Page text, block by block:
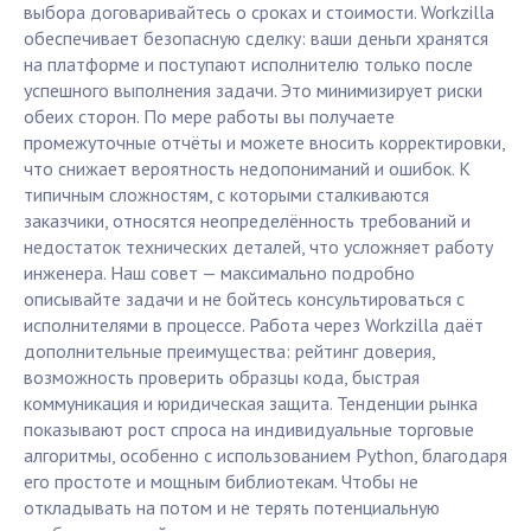
выбора договаривайтесь о сроках и стоимости. Workzilla
обеспечивает безопасную сделку: ваши деньги хранятся
на платформе и поступают исполнителю только после
успешного выполнения задачи. Это минимизирует риски
обеих сторон. По мере работы вы получаете
промежуточные отчёты и можете вносить корректировки,
что снижает вероятность недопониманий и ошибок. К
типичным сложностям, с которыми сталкиваются
заказчики, относятся неопределённость требований и
недостаток технических деталей, что усложняет работу
инженера. Наш совет — максимально подробно
описывайте задачи и не бойтесь консультироваться с
исполнителями в процессе. Работа через Workzilla даёт
дополнительные преимущества: рейтинг доверия,
возможность проверить образцы кода, быстрая
коммуникация и юридическая защита. Тенденции рынка
показывают рост спроса на индивидуальные торговые
алгоритмы, особенно с использованием Python, благодаря
его простоте и мощным библиотекам. Чтобы не
откладывать на потом и не терять потенциальную